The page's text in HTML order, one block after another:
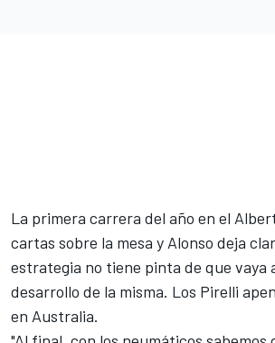
La primera carrera del año en el
cartas sobre la mesa y Alonso deja
estrategia no tiene pinta de que vaya
desarrollo de la misma. Los Pirelli
en Australia.